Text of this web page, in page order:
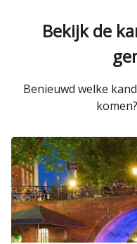
Bekijk de
Benieuwd welke